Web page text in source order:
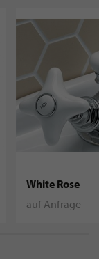
White Rose
auf Anfrage